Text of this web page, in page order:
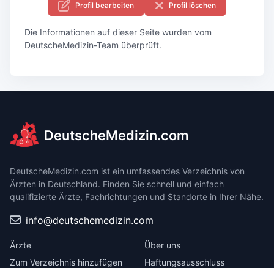
Profil bearbeiten Profil löschen
Die Informationen auf dieser Seite wurden vom
DeutscheMedizin-Team überprüft.
DeutscheMedizin.com
DeutscheMedizin.com ist ein umfassendes Verzeichnis von
Ärzten in Deutschland. Finden Sie schnell und einfach
qualifizierte Ärzte, Fachrichtungen und Standorte in Ihrer Nähe.
info@deutschemedizin.com
Ärzte
Zum Verzeichnis hinzufügen
Über uns
Haftungsausschluss